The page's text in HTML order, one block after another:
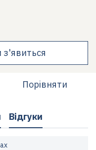
з'явиться
Порівняти
Відгуки